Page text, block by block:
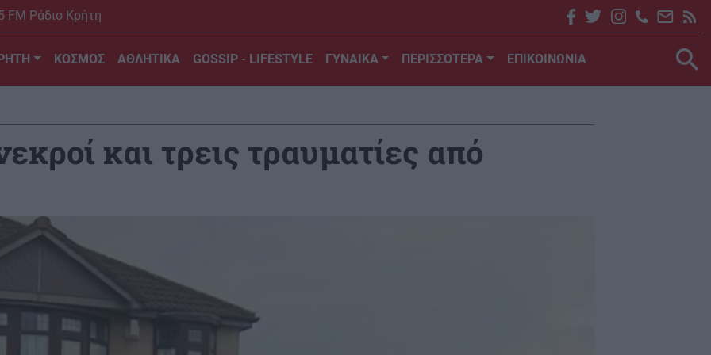
FM Ράδιο Κρήτη
ΚΟΣΜΟΣ ΑΘΛΗΤΙΚΑ GOSSIP - LIFESTYLE ΓΥΝΑΙΚΑ ΠΕΡΙΣΣΟΤΕΡΑ ΕΠΙΚΟΙΝΩΝΙΑ
και τρεις τραυματίες από